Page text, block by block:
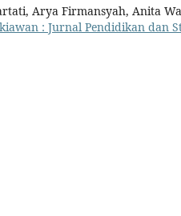
Arya Firmansyah, Anita
: Jurnal Pendidikan dan